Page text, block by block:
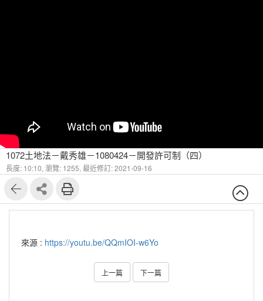
1072土地法－戴秀雄－1080424－開發許可制（四）
長度: 10:10, 瀏覽: 1255, 最近修訂: 2021-09-16
來源 : https://youtu.be/QQmIOI-w6Yo
上一篇 下一篇